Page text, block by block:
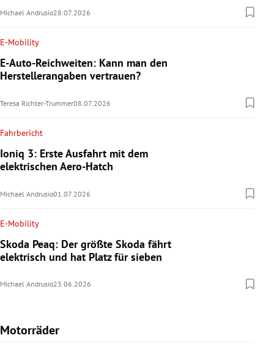
Michael Andrusio28.07.2026
E-Mobility
E-Auto-Reichweiten: Kann man den
Herstellerangaben vertrauen?
Teresa Richter-Trummer08.07.2026
Fahrbericht
Ioniq 3: Erste Ausfahrt mit dem
elektrischen Aero-Hatch
Michael Andrusio01.07.2026
E-Mobility
Skoda Peaq: Der größte Skoda fährt
elektrisch und hat Platz für sieben
Michael Andrusio23.06.2026
Motorräder